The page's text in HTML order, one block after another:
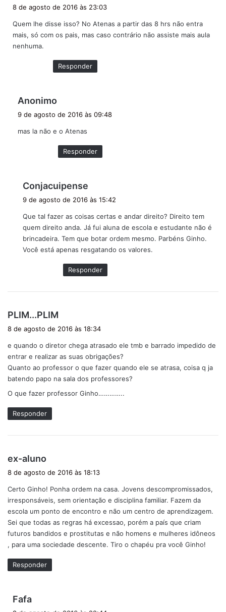
s
e
:
8 de agosto de 2016 às 23:03
Quem lhe disse isso? No Atenas a partir das 8 hrs não entra
mais, só com os pais, mas caso contrário não assiste mais aula
nenhuma.
Responder
Anonimo
s
e
:
9 de agosto de 2016 às 09:48
mas la não e o Atenas
Responder
Conjacuipense
s
e
9 de agosto de 2016 às 15:42
Que tal fazer as coisas certas e andar direito? Direito tem
quem direito anda. Já fui aluna de escola e estudante não é
brincadeira. Tem que botar ordem mesmo. Parbéns Ginho.
Você está apenas resgatando os valores.
Responder
PLIM...PLIM
i
s
e
:
8 de agosto de 2016 às 18:34
e quando o diretor chega atrasado ele tmb e barrado impedido de
entrar e realizar as suas obrigações?
Quanto ao professor o que fazer quando ele se atrasa, coisa q ja
batendo papo na sala dos professores?
O que fazer professor Ginho…………..
Responder
ex-aluno
s
e
:
8 de agosto de 2016 às 18:13
Certo Ginho! Ponha ordem na casa. Jovens descompromissados,
irresponsáveis, sem orientação e disciplina familiar. Fazem da
escola um ponto de encontro e não um centro de aprendizagem.
Sei que todas as regras há excessao, porém a país que criam
futuros bandidos e prostitutas e não homens e mulheres idôneos
, para uma sociedade descente. Tiro o chapéu pra você Ginho!
Responder
Fafa